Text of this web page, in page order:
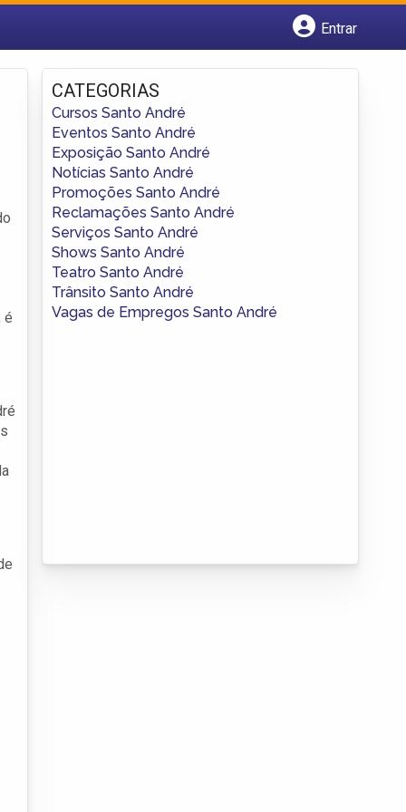
Entrar
Fazer login
Criar conta
é
CATEGORIAS
Cursos Santo André
Eventos Santo André
Exposição Santo André
Notícias Santo André
Promoções Santo André
Reclamações Santo André
Serviços Santo André
Shows Santo André
Teatro Santo André
Trânsito Santo André
Vagas de Empregos Santo André